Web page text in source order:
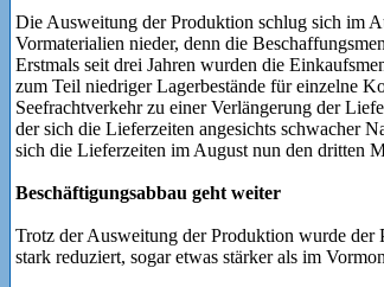
Die Ausweitung der Produktion schlug sich im
Vormaterialien nieder, denn die
Erstmals seit drei Jahren wurden die
zum Teil niedriger Lagerbestände für einzelne
Seefrachtverkehr zu einer Verlängerung der
der sich die Lieferzeiten angesichts schwacher
sich die Lieferzeiten im August nun den dritten
Beschäftigungsabbau geht weiter
Trotz der Ausweitung der Produktion wurde der
stark reduziert, sogar etwas stärker als im